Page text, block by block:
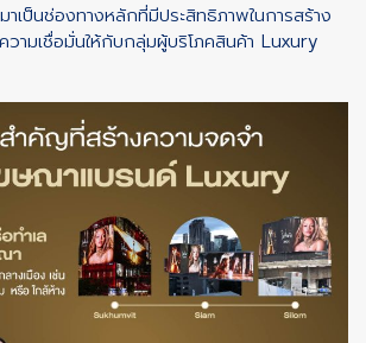
เป็นช่องทางหลักที่มีประสิทธิภาพในการสร้าง
วามเชื่อมั่นให้กับกลุ่มผู้บริโภคสินค้า Luxury